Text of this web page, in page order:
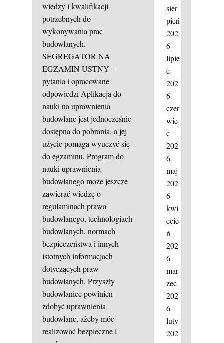
wiedzy i kwalifikacji
potrzebnych do
wykonywania prac
budowlanych.
SEGREGATOR NA
EGZAMIN USTNY –
pytania i opracowane
odpowiedzi Aplikacja do
nauki na uprawnienia
budowlane jest jednocześnie
dostępna do pobrania, a jej
użycie pomaga wyuczyć się
do egzaminu. Program do
nauki uprawnienia
budowlanego może jeszcze
zawierać wiedzę o
regulaminach prawa
budowlanego, technologiach
budowlanych, normach
bezpieczeństwa i innych
istotnych informacjach
dotyczących praw
budowlanych. Przyszły
budowlaniec powinien
zdobyć uprawnienia
budowlane, ażeby móc
realizować bezpieczne i
sier
pień
202
6
lipie
c
202
6
czer
wie
c
202
6
maj
202
6
kwi
ecie
ń
202
6
mar
zec
202
6
luty
202